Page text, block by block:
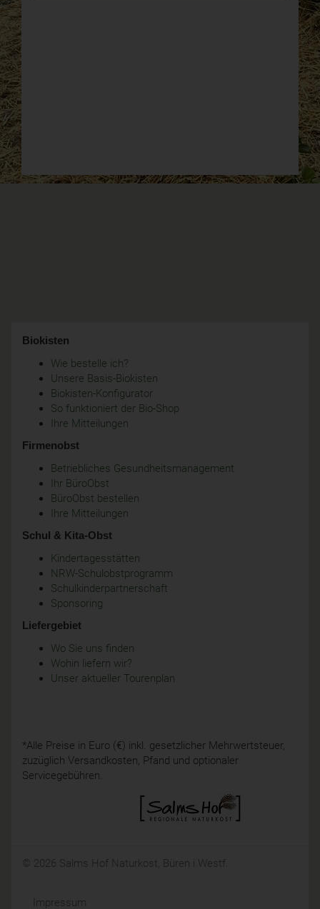
Biokisten
Wie bestelle ich?
Unsere Basis-Biokisten
Biokisten-Konfigurator
So funktioniert der Bio-Shop
Ihre Mitteilungen
Firmenobst
Betriebliches Gesundheitsmanagement
Ihr BüroObst
BüroObst bestellen
Ihre Mitteilungen
Schul & Kita-Obst
Kindertagesstätten
NRW-Schulobstprogramm
Schulkinderpartnerschaft
Sponsoring
Liefergebiet
Wo Sie uns finden
Wohin liefern wir?
Unser aktueller Tourenplan
*Alle Preise in Euro (€) inkl. gesetzlicher Mehrwertsteuer,
zuzüglich Versandkosten, Pfand und optionaler
Servicegebühren.
© 2026 Salms Hof Naturkost, Büren i.Westf.
Impressum